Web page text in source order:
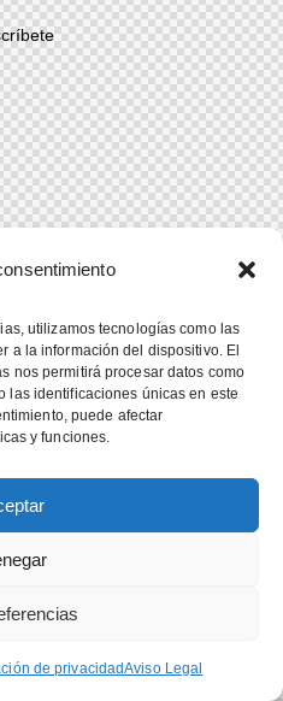
utilizamos tecnologías como las
a la información del dispositivo. El
nos permitirá procesar datos como
las identificaciones únicas en este
puede afectar
y funciones.
de privacidadAviso Legal